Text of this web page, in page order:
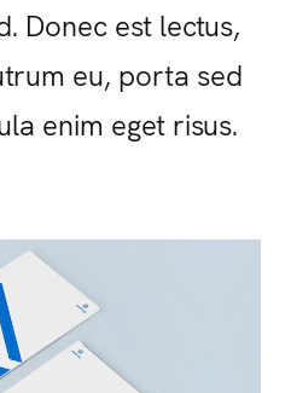
Donec est lectus,
eu, porta sed
enim eget risus.